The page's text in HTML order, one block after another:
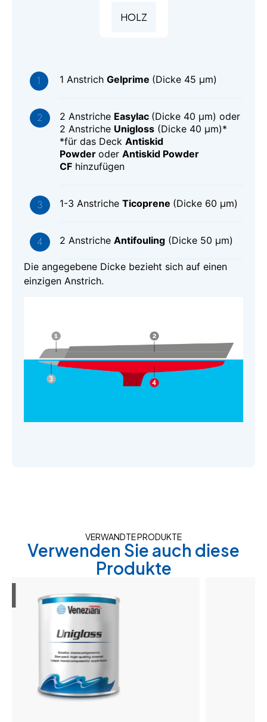
HOLZ
1 Anstrich Gelprime (Dicke 45 μm)
2 Anstriche Easylac (Dicke 40 μm) oder
2 Anstriche Unigloss (Dicke 40 μm)*
*für das Deck Antiskid
Powder oder Antiskid Powder
CF hinzufügen
1-3 Anstriche Ticoprene (Dicke 60 μm)
2 Anstriche Antifouling (Dicke 50 μm)
Die angegebene Dicke bezieht sich auf einen
einzigen Anstrich.
VERWANDTE PRODUKTE
Verwenden Sie auch diese
Produkte